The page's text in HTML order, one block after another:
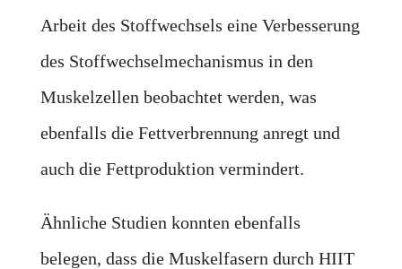
Arbeit des Stoffwechsels eine Verbesserung
des Stoffwechselmechanismus in den
Muskelzellen beobachtet werden, was
ebenfalls die Fettverbrennung anregt und
auch die Fettproduktion vermindert.
Ähnliche Studien konnten ebenfalls
belegen, dass die Muskelfasern durch HIIT